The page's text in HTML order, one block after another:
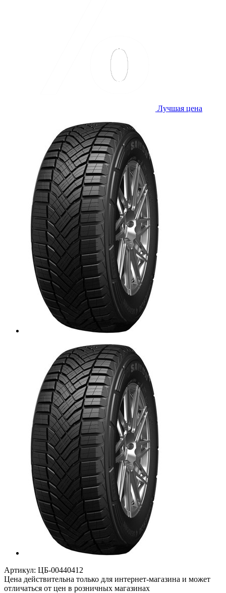
Лучшая цена
Артикул: ЦБ-00440412
Цена действительна только для интернет-магазина и может
отличаться от цен в розничных магазинах